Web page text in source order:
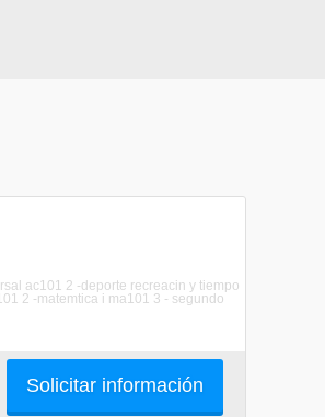
ac101 2 -deporte recreacin y tiempo
2 -matemtica i ma101 3 - segundo
Solicitar información